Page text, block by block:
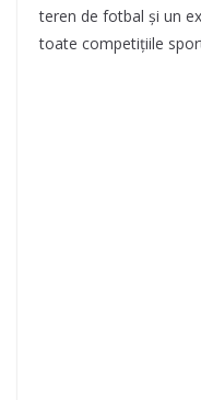
teren de fotbal și un
toate competițiile